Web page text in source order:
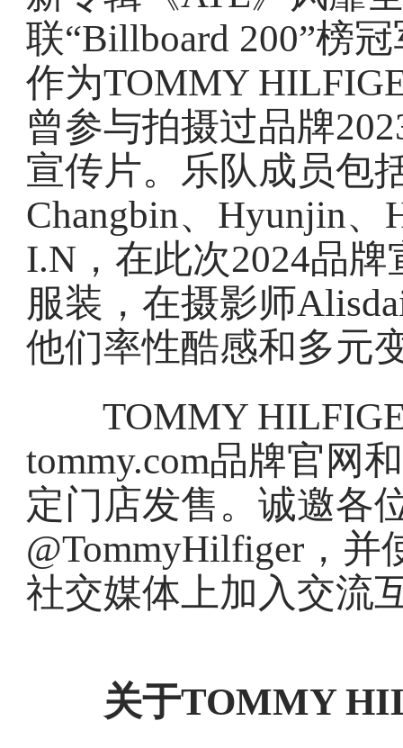
联“Billboard 200”榜
作为TOMMY
曾参与拍摄过品牌
宣传片。乐队成员包
Changbin、Hyunjin、
I.N，在此次2024品
服装，在摄影师
他们率性酷感和多元
TOMMY
tommy.com品牌官网
定门店发售。诚邀各
@TommyHilfiger，并
社交媒体上加入交流
关于TOMMY